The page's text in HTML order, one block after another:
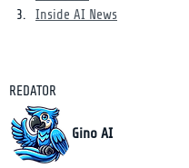
Inside AI News
REDATOR
Gino AI